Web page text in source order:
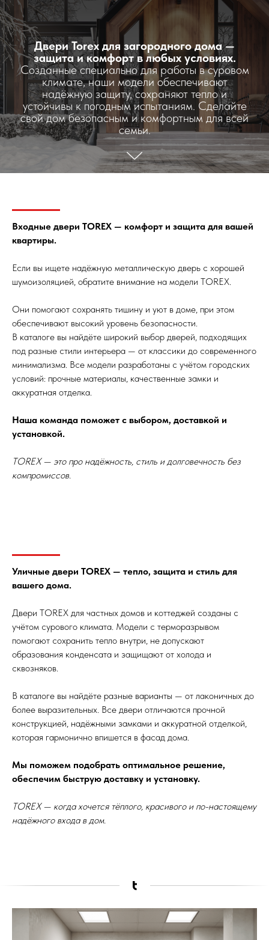
Двери Torex для загородного дома —
защита и комфорт в любых условиях.
Созданные специально для работы в суровом
климате, наши модели обеспечивают
надёжную защиту, сохраняют тепло и
устойчивы к погодным испытаниям. Сделайте
свой дом безопасным и комфортным для всей
семьи.
Входные двери TOREX — комфорт и защита для вашей
квартиры.
Если вы ищете надёжную металлическую дверь с хорошей
шумоизоляцией, обратите внимание на модели TOREX.
Они помогают сохранять тишину и уют в доме, при этом
обеспечивают высокий уровень безопасности.
В каталоге вы найдёте широкий выбор дверей, подходящих
под разные стили интерьера — от классики до современного
минимализма. Все модели разработаны с учётом городских
условий: прочные материалы, качественные замки и
аккуратная отделка.
Наша команда поможет с выбором, доставкой и
установкой.
TOREX — это про надёжность, стиль и долговечность без
компромиссов.
Уличные двери TOREX — тепло, защита и стиль для
вашего дома.
Двери TOREX для частных домов и коттеджей созданы с
учётом сурового климата. Модели с терморазрывом
помогают сохранить тепло внутри, не допускают
образования конденсата и защищают от холода и
сквозняков.
В каталоге вы найдёте разные варианты — от лаконичных до
более выразительных. Все двери отличаются прочной
конструкцией, надёжными замками и аккуратной отделкой,
которая гармонично впишется в фасад дома.
Мы поможем подобрать оптимальное решение,
обеспечим быструю доставку и установку.
TOREX — когда хочется тёплого, красивого и по-настоящему
надёжного входа в дом.